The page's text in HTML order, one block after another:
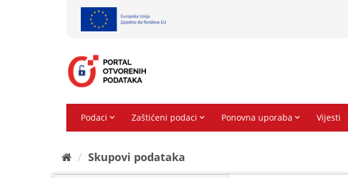
Skupovi podаtаkа